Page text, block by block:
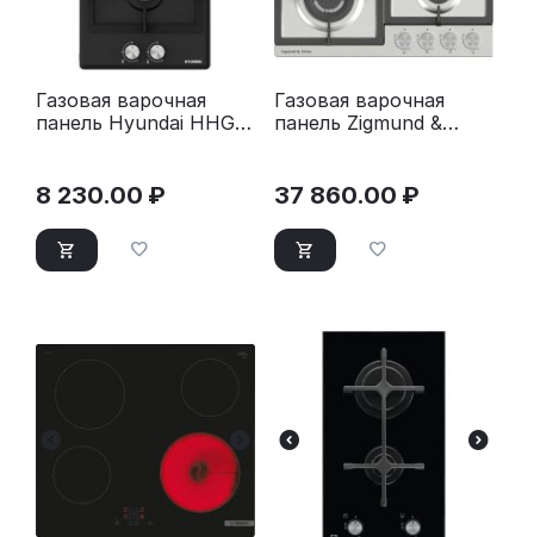
Газовая варочная
панель Hyundai HHG
8 230.00 ₽
Газовая варочная
панель Zigmund &
37 860.00 ₽